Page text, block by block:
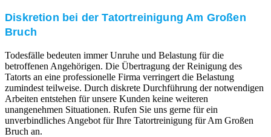
Diskretion bei der Tatortreinigung Am Großen
Bruch
Todesfälle bedeuten immer Unruhe und Belastung für die
betroffenen Angehörigen. Die Übertragung der Reinigung des
Tatorts an eine professionelle Firma verringert die Belastung
zumindest teilweise. Durch diskrete Durchführung der notwendigen
Arbeiten entstehen für unsere Kunden keine weiteren
unangenehmen Situationen. Rufen Sie uns gerne für ein
unverbindliches Angebot für Ihre Tatortreinigung für Am Großen
Bruch an.